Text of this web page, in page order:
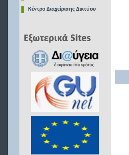
Κέντρο Διαχείρισης Δικτύου